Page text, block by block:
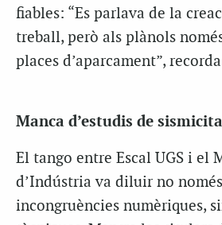
fiables: “Es parlava de la
treball, però als plànols
places d’aparcament”,
Manca d’estudis de
El tango entre Escal UGS i el
d’Indústria va diluir no
incongruències numèriques,